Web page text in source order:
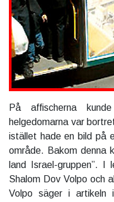
På affischerna
helgedomarna var
istället hade en bild på
område. Bakom denna
land Israel-gruppen”. I
Shalom Dov Volpo och
Volpo säger i artikeln